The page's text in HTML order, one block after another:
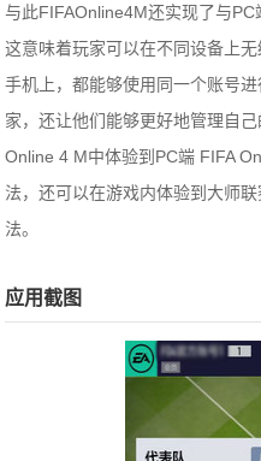
与此FIFAOnline4M还实现了与PC
这意味着玩家可以在不同设备上
手机上，都能够使用同一个账号
家，还让他们能够更好地管理自
Online 4 M中体验到PC端 FIFA
法，还可以在游戏内体验到大师
法。
应用截图